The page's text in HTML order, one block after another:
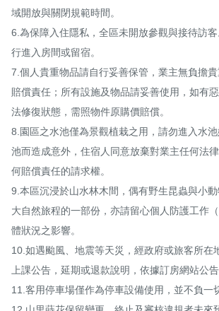
域開放與關閉規範時間。
6.為保障入住隱私，全區未開放參觀與接待訪
行進入房間或留宿。
7.個人貴重物品請自行妥善保管，業主無負擔
賠償責任；所有設施及物品請妥善使用，如有
法修復狀態，需照物件原購價賠償。
8.園區之水池僅為景觀植栽之用，請勿進入水
池而造成意外，住宿人同意放棄對業主任何法
何賠償責任的請求權。
9.本區沉浸於山水林木間，偶有野生昆蟲與小
大自然旅程的一部份，亦請留心個人防護工作
體狀況之影響。
10.如遇颱風、地震等天災，經政府或旅客所在
上課公告，延期或退款說明，依據訂房網站公告
11.客用停車場僅作為停車設備使用，並不負一